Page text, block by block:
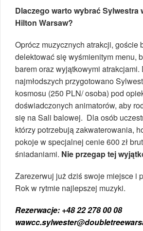
Dlaczego warto wybrać Sylwestra
Hilton Warsaw?
Oprócz muzycznych atrakcji, goście
delektować się wyśmienitym menu,
barem oraz wyjątkowymi atrakcjami.
najmłodszych przygotowano
kosmosu (250 PLN/ osoba) pod
doświadczonych animatorów, aby
się na Sali balowej. Dla osób
którzy potrzebują zakwaterowania,
pokoje w specjalnej cenie 600 zł
śniadaniami. Nie przegap tej
Zarezerwuj już dziś swoje miejsce i
Rok w rytmie najlepszej muzyki.
Rezerwacje: +48 22 278 00 08